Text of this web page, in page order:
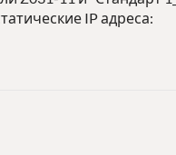
IP адреса: